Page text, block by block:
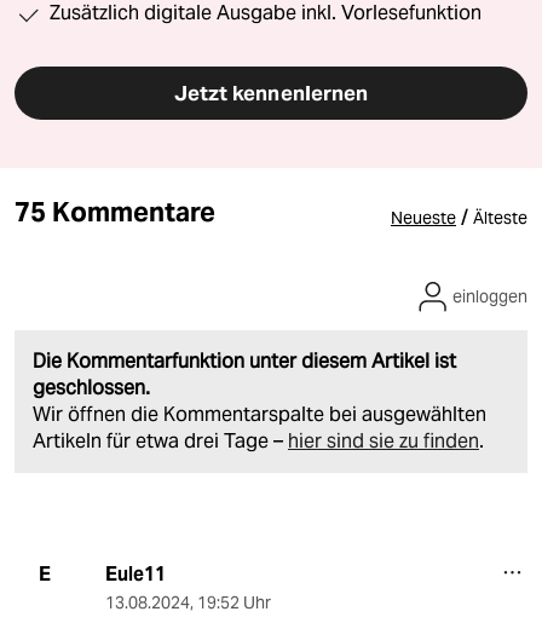
Zusätzlich digitale Ausgabe inkl. Vorlesefunktion
Jetzt kennenlernen
75 Kommentare Neueste / Älteste
Die Kommentarfunktion unter diesem Artikel ist
geschlossen.
Wir öffnen die Kommentarspalte bei ausgewählten
Artikeln für etwa drei Tage – hier sind sie zu finden.
einloggen
E Eule11
13.08.2024, 19:52 Uhr